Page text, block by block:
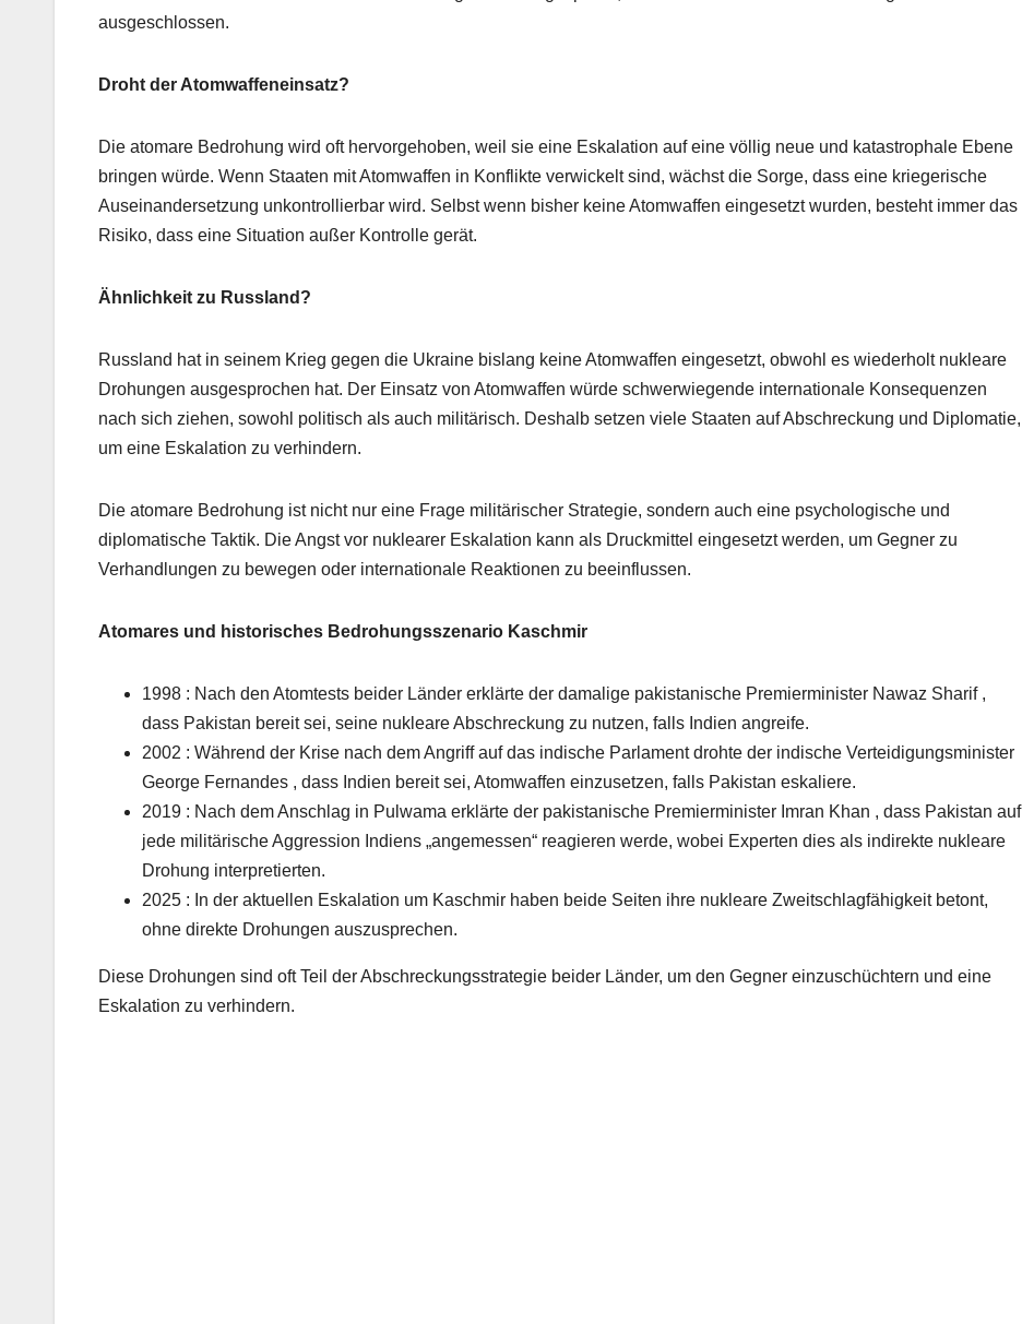
ausgeschlossen.
Droht der Atomwaffeneinsatz?
Die atomare Bedrohung wird oft hervorgehoben, weil sie eine Eskalation auf eine völlig neue und katastrophale Ebene
bringen würde. Wenn Staaten mit Atomwaffen in Konflikte verwickelt sind, wächst die Sorge, dass eine kriegerische
Auseinandersetzung unkontrollierbar wird. Selbst wenn bisher keine Atomwaffen eingesetzt wurden, besteht immer das
Risiko, dass eine Situation außer Kontrolle gerät.
Ähnlichkeit zu Russland?
Russland hat in seinem Krieg gegen die Ukraine bislang keine Atomwaffen eingesetzt, obwohl es wiederholt nukleare
Drohungen ausgesprochen hat. Der Einsatz von Atomwaffen würde schwerwiegende internationale Konsequenzen
nach sich ziehen, sowohl politisch als auch militärisch. Deshalb setzen viele Staaten auf Abschreckung und Diplomatie,
um eine Eskalation zu verhindern.
Die atomare Bedrohung ist nicht nur eine Frage militärischer Strategie, sondern auch eine psychologische und
diplomatische Taktik. Die Angst vor nuklearer Eskalation kann als Druckmittel eingesetzt werden, um Gegner zu
Verhandlungen zu bewegen oder internationale Reaktionen zu beeinflussen.
Atomares und historisches Bedrohungsszenario Kaschmir
1998 : Nach den Atomtests beider Länder erklärte der damalige pakistanische Premierminister Nawaz Sharif ,
dass Pakistan bereit sei, seine nukleare Abschreckung zu nutzen, falls Indien angreife.
2002 : Während der Krise nach dem Angriff auf das indische Parlament drohte der indische Verteidigungsminister
George Fernandes , dass Indien bereit sei, Atomwaffen einzusetzen, falls Pakistan eskaliere.
2019 : Nach dem Anschlag in Pulwama erklärte der pakistanische Premierminister Imran Khan , dass Pakistan auf
jede militärische Aggression Indiens „angemessen“ reagieren werde, wobei Experten dies als indirekte nukleare
Drohung interpretierten.
2025 : In der aktuellen Eskalation um Kaschmir haben beide Seiten ihre nukleare Zweitschlagfähigkeit betont,
ohne direkte Drohungen auszusprechen.
Diese Drohungen sind oft Teil der Abschreckungsstrategie beider Länder, um den Gegner einzuschüchtern und eine
Eskalation zu verhindern.